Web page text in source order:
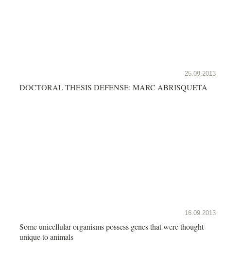
25.09.2013
DOCTORAL THESIS DEFENSE: MARC ABRISQUETA
16.09.2013
Some unicellular organisms possess genes that were thought
unique to animals